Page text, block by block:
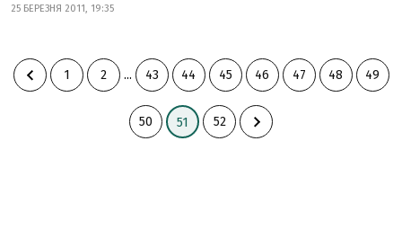
25 БЕРЕЗНЯ 2011, 19:35
1 2 ... 43 44 45 46 47 48 49
50 51 52